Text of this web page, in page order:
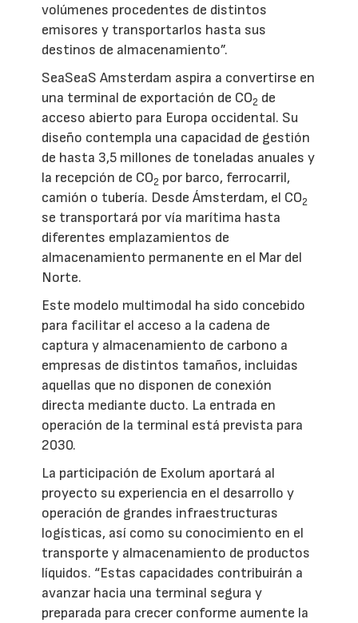
volúmenes procedentes de distintos
emisores y transportarlos hasta sus
destinos de almacenamiento”.
SeaSeaS Amsterdam aspira a convertirse en
una terminal de exportación de CO2 de
acceso abierto para Europa occidental. Su
diseño contempla una capacidad de gestión
de hasta 3,5 millones de toneladas anuales y
la recepción de CO2 por barco, ferrocarril,
camión o tubería. Desde Ámsterdam, el CO2
se transportará por vía marítima hasta
diferentes emplazamientos de
almacenamiento permanente en el Mar del
Norte.
Este modelo multimodal ha sido concebido
para facilitar el acceso a la cadena de
captura y almacenamiento de carbono a
empresas de distintos tamaños, incluidas
aquellas que no disponen de conexión
directa mediante ducto. La entrada en
operación de la terminal está prevista para
2030.
La participación de Exolum aportará al
proyecto su experiencia en el desarrollo y
operación de grandes infraestructuras
logísticas, así como su conocimiento en el
transporte y almacenamiento de productos
líquidos. “Estas capacidades contribuirán a
avanzar hacia una terminal segura y
preparada para crecer conforme aumente la